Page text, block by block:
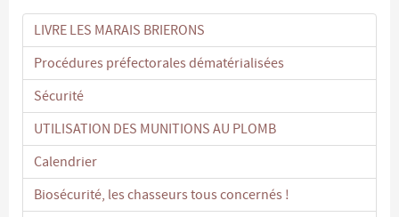
LIVRE LES MARAIS BRIERONS
Procédures préfectorales dématérialisées
Sécurité
UTILISATION DES MUNITIONS AU PLOMB
Calendrier
Biosécurité, les chasseurs tous concernés !